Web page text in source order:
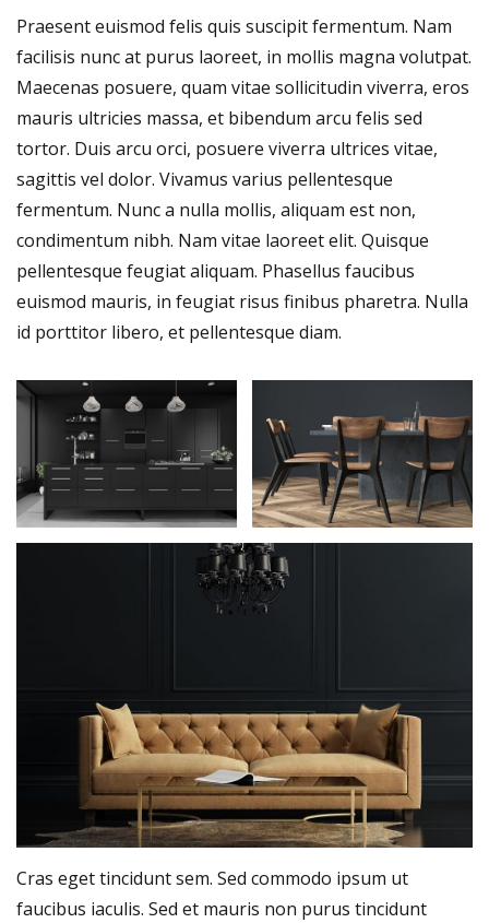
Praesent euismod felis quis suscipit fermentum. Nam
facilisis nunc at purus laoreet, in mollis magna volutpat.
Maecenas posuere, quam vitae sollicitudin viverra, eros
mauris ultricies massa, et bibendum arcu felis sed
tortor. Duis arcu orci, posuere viverra ultrices vitae,
sagittis vel dolor. Vivamus varius pellentesque
fermentum. Nunc a nulla mollis, aliquam est non,
condimentum nibh. Nam vitae laoreet elit. Quisque
pellentesque feugiat aliquam. Phasellus faucibus
euismod mauris, in feugiat risus finibus pharetra. Nulla
id porttitor libero, et pellentesque diam.
Cras eget tincidunt sem. Sed commodo ipsum ut
faucibus iaculis. Sed et mauris non purus tincidunt